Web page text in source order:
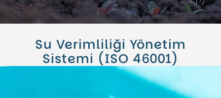
Kariyer
Blog
Su Verimliliği Yönetim
Sistemi (ISO 46001)